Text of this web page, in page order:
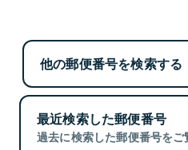
他の郵便番号を検索する
最近検索した郵便番号
過去に検索した郵便番号をご